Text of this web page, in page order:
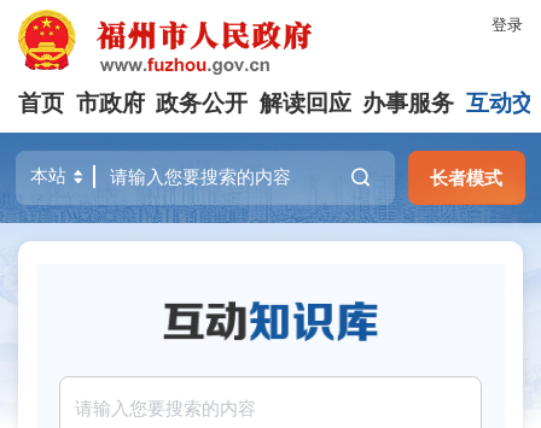
登录
首页 市政府 政务公开 解读回应 办事服务 互动交
长者模式